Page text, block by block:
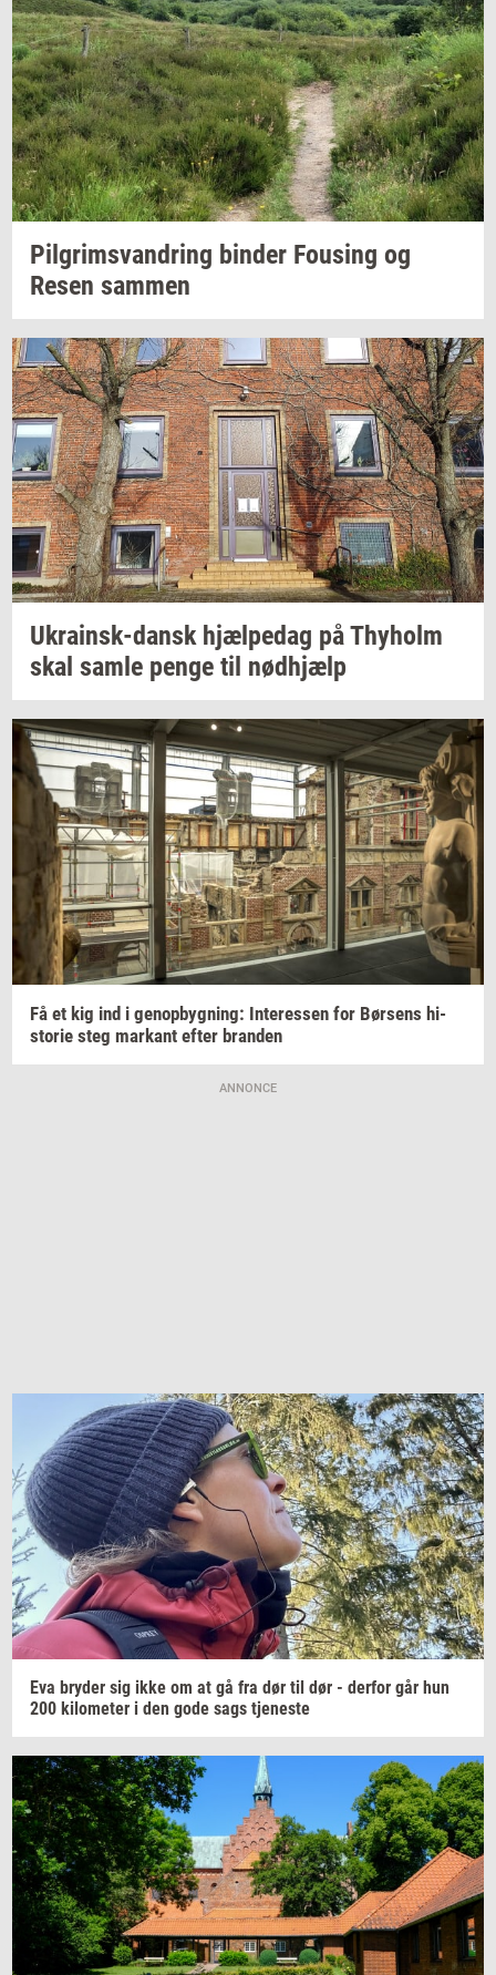
Pil­grims­van­dring bin­der Fou­sing og
Resen sam­men
Ukrainsk-​dansk hjæl­pe­dag påThyholm
skal samle penge til nød­hjælp
Få et kig ind i genop­byg­ning: In­ter­es­sen for Bør­sens hi­
sto­rie steg mar­kant efter bran­den
ANNONCE
Eva bry­der sig ikke om at gå fra dør til dør - der­for går hun
200 ki­lo­me­ter i den gode sags tje­ne­ste